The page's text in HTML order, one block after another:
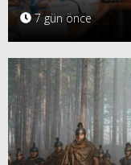
7 gün önce